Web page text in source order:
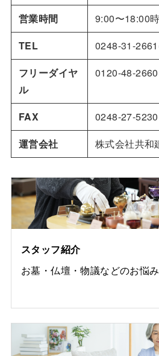
営業時間
9:00〜18:00時
TEL
0248-31-
フリーダイヤ
ル
0120-48-2660
FAX
0248-27-5230
運営会社
株式会社共和
スタッフ紹介
お墓・仏壇・物議などのお悩み